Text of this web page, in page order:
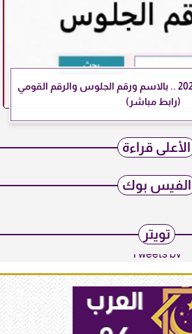
نتيجة الثانوية الأزهرية 2026 .. بالاسم ورقم الجلوس والرقم القومي
(رابط مباشر)
الأعلى قراءة
الفيس بوك
تويتر
Tweets by